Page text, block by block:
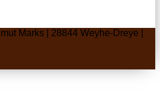
Marks | 28844 Weyhe-Dreye |